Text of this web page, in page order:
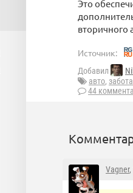
Это
вторичного
Источник:
Добавил
авто, забота
44
Vagner,